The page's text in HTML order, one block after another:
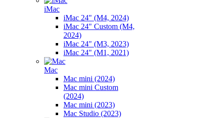
iMac
iMac 24" (M4, 2024)
iMac 24" Custom (M4,
2024)
iMac 24" (M3, 2023)
iMac 24" (M1, 2021)
Mac
Mac mini (2024)
Mac mini Custom
(2024)
Mac mini (2023)
Mac Studio (2023)